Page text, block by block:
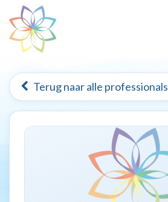
Overslaan naar inhoud
Terug naar alle professionals